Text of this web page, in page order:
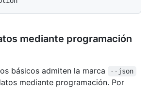
mediante programación
básicos admiten la marca --json
mediante programación. Por